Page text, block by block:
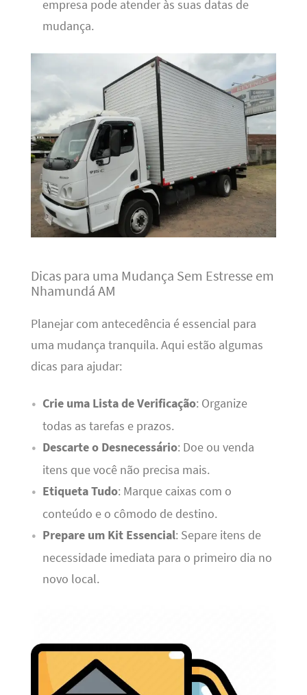
empresa pode atender às suas datas de
mudança.
Dicas para uma Mudança Sem Estresse em
Nhamundá AM
Planejar com antecedência é essencial para
uma mudança tranquila. Aqui estão algumas
dicas para ajudar:
Crie uma Lista de Verificação: Organize
todas as tarefas e prazos.
Descarte o Desnecessário: Doe ou venda
itens que você não precisa mais.
Etiqueta Tudo: Marque caixas com o
conteúdo e o cômodo de destino.
Prepare um Kit Essencial: Separe itens de
necessidade imediata para o primeiro dia no
novo local.